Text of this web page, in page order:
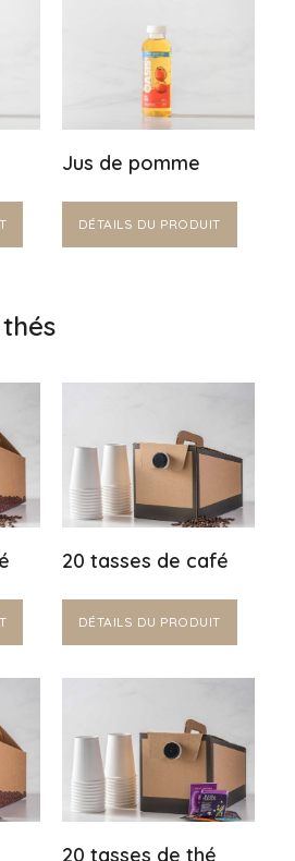
Jus de pomme
DÉTAILS DU PRODUIT
20 tasses de café
DÉTAILS DU PRODUIT
20 tasses de thé